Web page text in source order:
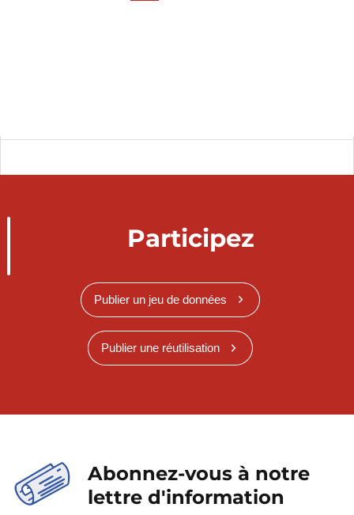
Participez
Publier un jeu de données
Publier une réutilisation
Abonnez-vous à notre
lettre d'information